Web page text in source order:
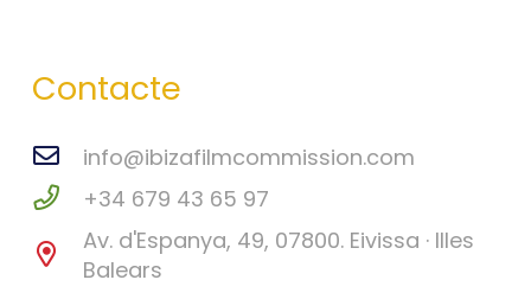
Contacte
info@ibizafilmcommission.com
+34 679 43 65 97
Av. d'Espanya, 49, 07800. Eivissa · Illes
Balears